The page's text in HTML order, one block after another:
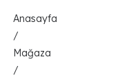
Anasayfa
/
Mağaza
/